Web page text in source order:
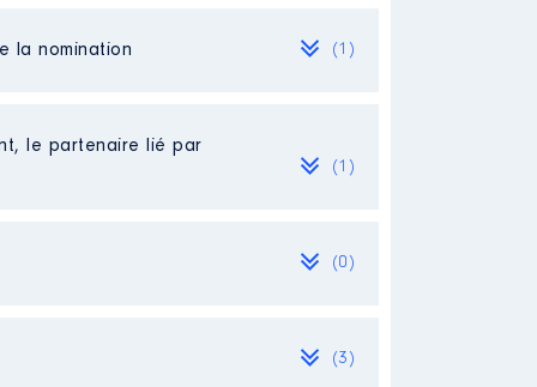
la nomination (1)
le partenaire lié par
(1)
(0)
(3)